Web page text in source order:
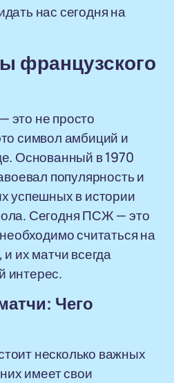
нас сегодня на
французского
не просто
символ амбиций и
Основанный в 1970
популярность и
успешных в истории
Сегодня ПСЖ — это
считаться на
их матчи всегда
интерес.
Чего
несколько важных
имеет свои